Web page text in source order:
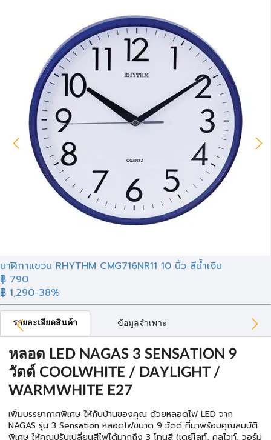
นาฬิกาแขวน RHYTHM CMG716NR11 10 นิ้ว สีน้ำเงิน
฿ 790
฿ 1,290-38%
รายละเอียดสินค้า ข้อมูลจำเพาะ
หลอด LED NAGAS 3 SENSATION 9
วัตต์ COOLWHITE / DAYLIGHT /
WARMWHITE E27
เพิ่มบรรยากาศพิเศษ ให้กับบ้านของคุณ ด้วยหลอดไฟ LED จาก
NAGAS รุ่น 3 Sensation หลอดไฟขนาด 9 วัตต์ ที่มาพร้อมคุณสมบัติ
พิเศษ ให้คุณปรับเปลี่ยนสีไฟได้มากถึง 3 โทนสี (เดย์ไลท์, คูลไวท์, วอร์ม